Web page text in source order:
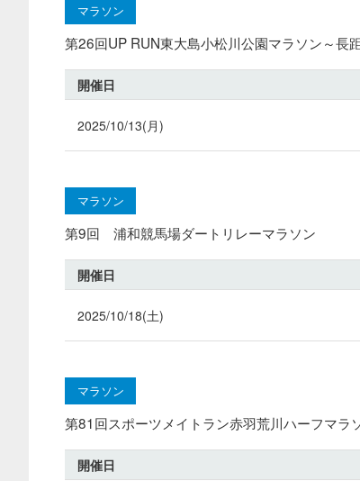
マラソン
第26回UP RUN東大島小松川公園マラソン～長
開催日
2025/10/13(月)
マラソン
第9回 浦和競馬場ダートリレーマラソン
開催日
2025/10/18(土)
マラソン
第81回スポーツメイトラン赤羽荒川ハーフマラ
開催日